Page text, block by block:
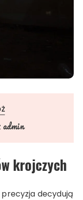
admin
krojczych
decydują